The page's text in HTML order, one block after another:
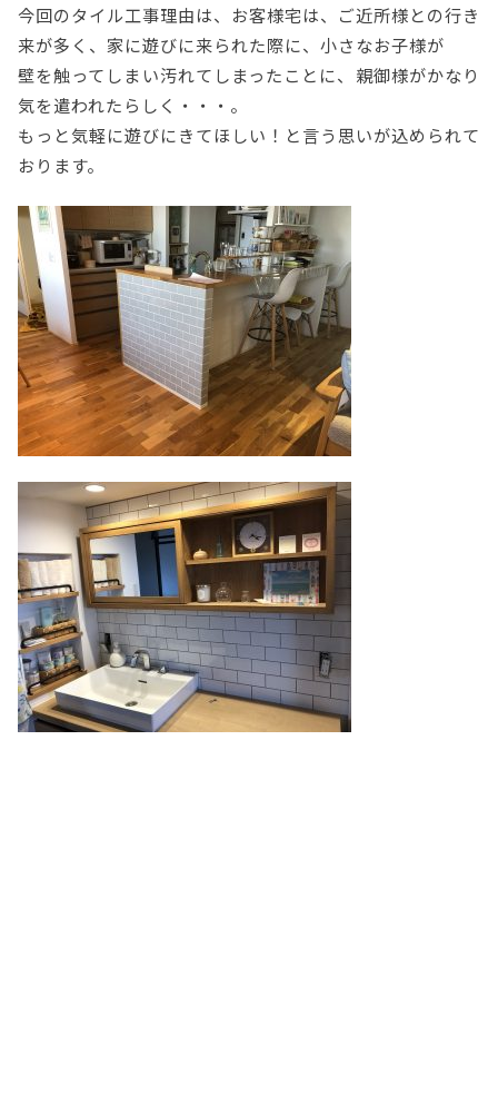
今回のタイル工事理由は、お客様宅は、ご近所様との行き
来が多く、家に遊びに来られた際に、小さなお子様が
壁を触ってしまい汚れてしまったことに、親御様がかなり
気を遣われたらしく・・・。
もっと気軽に遊びにきてほしい！と言う思いが込められて
おります。